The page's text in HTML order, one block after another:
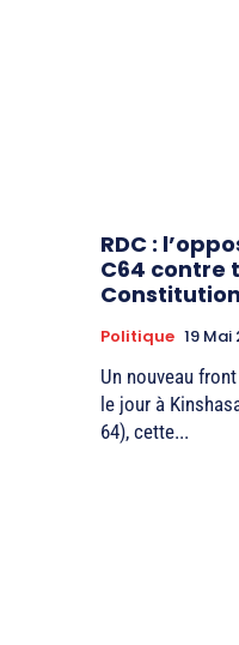
RDC :
C64 contre
Constitution
Politique 19 Mai
Un nouveau
le jour à
64), cette...